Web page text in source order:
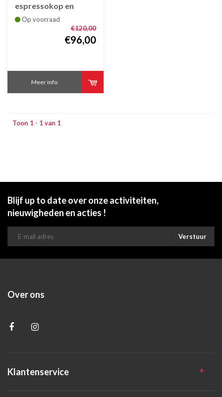
espressokop en
schotel Cucina Colori
Op voorraad
€120,00
€96,00
Meer info
Toon 1 - 1 van 1
Blijf up to date over onze activiteiten,
nieuwigheden en acties !
Verstuur
Over ons
Klantenservice